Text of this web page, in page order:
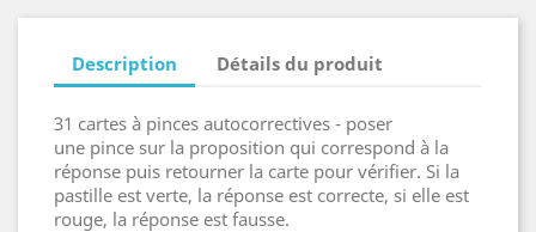
Description Détails du produit
31 cartes à pinces autocorrectives - poser
une pince sur la proposition qui correspond à la
réponse puis retourner la carte pour vérifier. Si la
pastille est verte, la réponse est correcte, si elle est
rouge, la réponse est fausse.